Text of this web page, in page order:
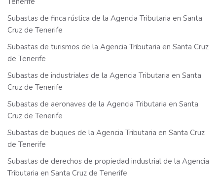
Subastas de finca rústica de la Agencia Tributaria en Santa
Cruz de Tenerife
Subastas de turismos de la Agencia Tributaria en Santa Cruz
de Tenerife
Subastas de industriales de la Agencia Tributaria en Santa
Cruz de Tenerife
Subastas de aeronaves de la Agencia Tributaria en Santa
Cruz de Tenerife
Subastas de buques de la Agencia Tributaria en Santa Cruz
de Tenerife
Subastas de derechos de propiedad industrial de la Agencia
Tributaria en Santa Cruz de Tenerife